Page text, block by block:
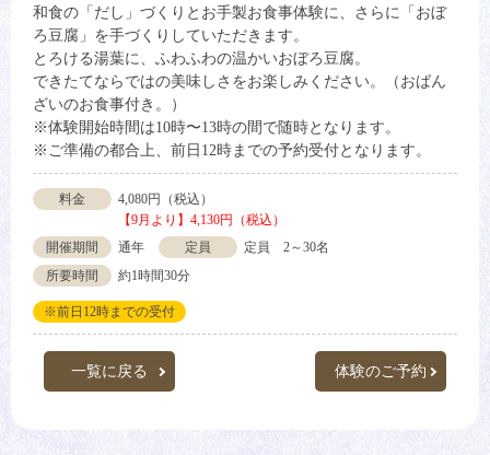
和食の「だし」づくりとお手製お食事体験に、さらに「おぼ
ろ豆腐」を手づくりしていただきます。
とろける湯葉に、ふわふわの温かいおぼろ豆腐。
できたてならではの美味しさをお楽しみください。（おばん
ざいのお食事付き。）
※体験開始時間は10時〜13時の間で随時となります。
※ご準備の都合上、前日12時までの予約受付となります。
料金
4,080円（税込）
【9月より】4,130円（税込）
開催期間
通年 定員
定員 2～30名
所要時間
約1時間30分
※前日12時までの受付
一覧に戻る 体験のご予約